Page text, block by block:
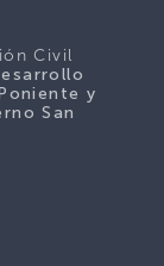
Civil
y
San